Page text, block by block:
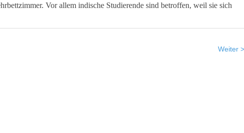
Vor allem indische Studierende sind betroffen, weil sie sich
Weiter >